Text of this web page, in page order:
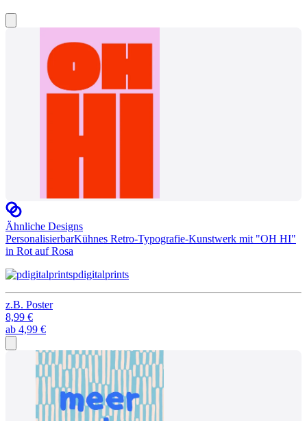
Ähnliche Designs
PersonalisierbarKühnes Retro-Typografie-Kunstwerk mit "OH HI"
in Rot auf Rosa
pdigitalprints
z.B. Poster
8,99 €
ab 4,99 €